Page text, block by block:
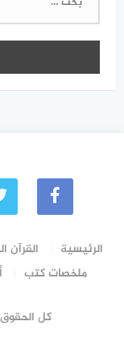
الرئيسية القرآن
ملخصات كتب
كل الحقوق